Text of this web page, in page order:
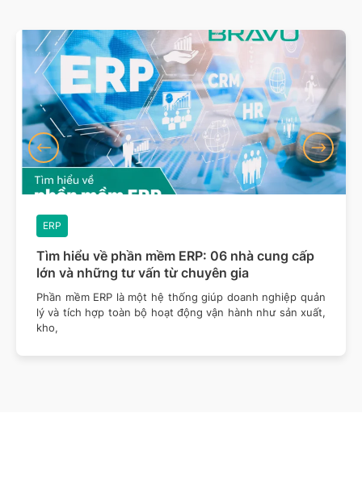
Tìm hiểu về phần mềm ERP: 06 nhà cung cấp
lớn và những tư vấn từ chuyên gia
ERP
Phần mềm ERP là một hệ thống giúp doanh nghiệp quản
lý và tích hợp toàn bộ hoạt động vận hành như sản xuất,
kho,